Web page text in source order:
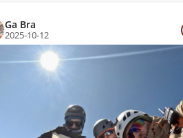
Ga Bra
2025-10-12